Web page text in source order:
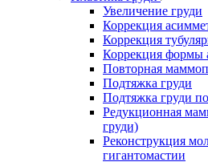
Увеличение груди
Коррекция
Коррекция
Коррекция формы
Повторная
Подтяжка груди
Подтяжка груди
Редукционная
груди)
Реконструкция
гигантомастии